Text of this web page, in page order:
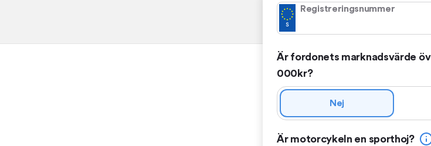
Registreringsnummer
Är fordonets marknadsvärde
000kr?
Nej
Är motorcykeln en sporthoj?